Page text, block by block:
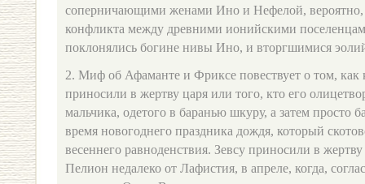
соперничающими женами Ино и Нефелой, вероятно,
конфликта между древними ионийскими
поклонялись богине нивы Ино, и вторгшимися
2. Миф об Афаманте и Фриксе повествует о том, как
приносили в жертву царя или того, кто его
мальчика, одетого в баранью шкуру, а затем просто
время новогоднего праздника дождя, который
весеннего равноденствия. Зевсу приносили в
Пелион недалеко от Лафистия, в апреле, когда,